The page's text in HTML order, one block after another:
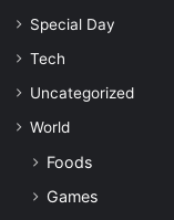
Special Day
Tech
Uncategorized
World
Foods
Games